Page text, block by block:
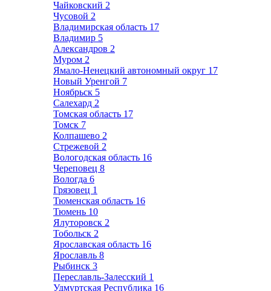
Чайковский 2
Чусовой 2
Владимирская область 17
Владимир 5
Александров 2
Муром 2
Ямало-Ненецкий автономный округ 17
Новый Уренгой 7
Ноябрьск 5
Салехард 2
Томская область 17
Томск 7
Колпашево 2
Стрежевой 2
Вологодская область 16
Череповец 8
Вологда 6
Грязовец 1
Тюменская область 16
Тюмень 10
Ялуторовск 2
Тобольск 2
Ярославская область 16
Ярославль 8
Рыбинск 3
Переславль-Залесский 1
Удмуртская Республика 16